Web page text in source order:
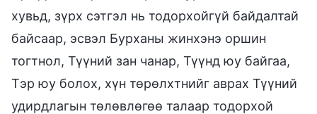
хувьд, зүрх сэтгэл нь тодорхойгүй байдалтай
байсаар, эсвэл Бурханы жинхэнэ оршин
тогтнол, Түүний зан чанар, Түүнд юу байгаа,
Тэр юу болох, хүн төрөлхтнийг аврах Түүний
удирдлагын төлөвлөгөө талаар тодорхой